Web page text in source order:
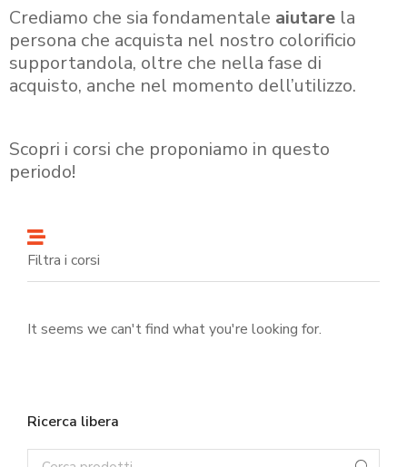
Crediamo che sia fondamentale aiutare la
persona che acquista nel nostro colorificio
supportandola, oltre che nella fase di
acquisto, anche nel momento dell’utilizzo.
Scopri i corsi che proponiamo in questo
periodo!
Filtra i corsi
It seems we can't find what you're looking for.
Ricerca libera